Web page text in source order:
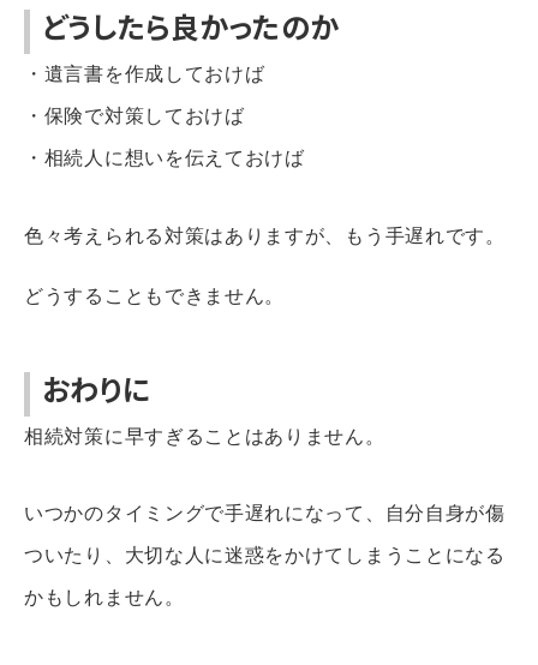
どうしたら良かったのか
・遺言書を作成しておけば
・保険で対策しておけば
・相続人に想いを伝えておけば
色々考えられる対策はありますが、もう手遅れです。
どうすることもできません。
おわりに
相続対策に早すぎることはありません。
いつかのタイミングで手遅れになって、自分自身が傷
ついたり、大切な人に迷惑をかけてしまうことになる
かもしれません。